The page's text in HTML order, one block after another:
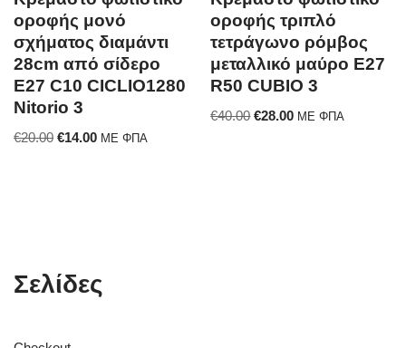
οροφής μονό
σχήματος διαμάντι
28cm από σίδερο
E27 C10 CICLIO1280
Nitorio 3
€20.00 €14.00 ΜΕ ΦΠΑ
οροφής τριπλό
τετράγωνο ρόμβος
μεταλλικό μαύρο E27
R50 CUBIO 3
€40.00 €28.00 ΜΕ ΦΠΑ
Σελίδες